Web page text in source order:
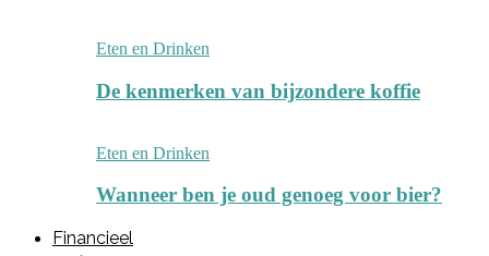
Eten en Drinken
De kenmerken van bijzondere koffie
Eten en Drinken
Wanneer ben je oud genoeg voor bier?
Financieel